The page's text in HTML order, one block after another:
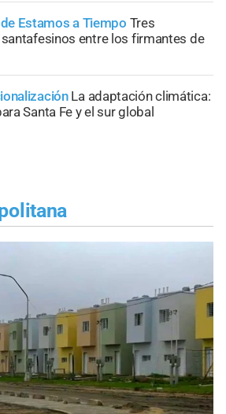
Estamos a Tiempo Tres
entre los firmantes de
La adaptación climática:
Santa Fe y el sur global